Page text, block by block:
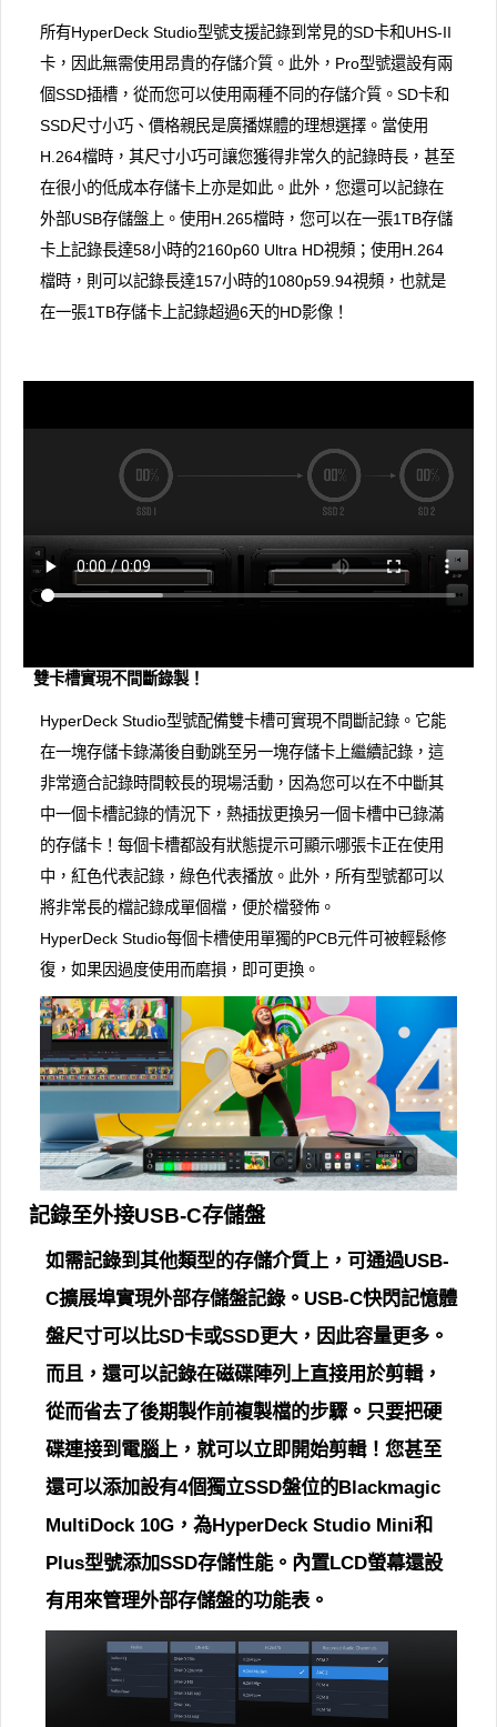
所有HyperDeck Studio型號支援記錄到常見的SD卡和UHS-II
卡，因此無需使用昂貴的存儲介質。此外，Pro型號還設有兩
個SSD插槽，從而您可以使用兩種不同的存儲介質。SD卡和
SSD尺寸小巧、價格親民是廣播媒體的理想選擇。當使用
H.264檔時，其尺寸小巧可讓您獲得非常久的記錄時長，甚至
在很小的低成本存儲卡上亦是如此。此外，您還可以記錄在
外部USB存儲盤上。使用H.265檔時，您可以在一張1TB存儲
卡上記錄長達58小時的2160p60 Ultra HD視頻；使用H.264
檔時，則可以記錄長達157小時的1080p59.94視頻，也就是
在一張1TB存儲卡上記錄超過6天的HD影像！
雙卡槽實現不間斷錄製！
HyperDeck Studio型號配備雙卡槽可實現不間斷記錄。它能
在一塊存儲卡錄滿後自動跳至另一塊存儲卡上繼續記錄，這
非常適合記錄時間較長的現場活動，因為您可以在不中斷其
中一個卡槽記錄的情況下，熱插拔更換另一個卡槽中已錄滿
的存儲卡！每個卡槽都設有狀態提示可顯示哪張卡正在使用
中，紅色代表記錄，綠色代表播放。此外，所有型號都可以
將非常長的檔記錄成單個檔，便於檔發佈。
HyperDeck Studio每個卡槽使用單獨的PCB元件可被輕鬆修
復，如果因過度使用而磨損，即可更換。
記錄至外接USB-C存儲盤
如需記錄到其他類型的存儲介質上，可通過USB-
C擴展埠實現外部存儲盤記錄。USB-C快閃記憶體
盤尺寸可以比SD卡或SSD更大，因此容量更多。
而且，還可以記錄在磁碟陣列上直接用於剪輯，
從而省去了後期製作前複製檔的步驟。只要把硬
碟連接到電腦上，就可以立即開始剪輯！您甚至
還可以添加設有4個獨立SSD盤位的Blackmagic
MultiDock 10G，為HyperDeck Studio Mini和
Plus型號添加SSD存儲性能。內置LCD螢幕還設
有用來管理外部存儲盤的功能表。